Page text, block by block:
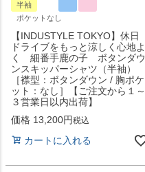
半袖
ポケットなし
【INDUSTYLE TOKYO】休日
ドライブをもっと涼しく心地よ
く 細番手鹿の子 ボタンダウ
ンスキッパーシャツ（半袖）
［襟型：ボタンダウン / 胸ポケ
ット：なし］【ご注文から１～
３営業日以内出荷】
価格 13,200 税込
カートに入れる